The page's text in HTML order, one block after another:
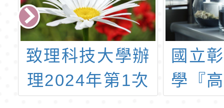
致理科技大學辦
理2024年第1次
國立
學『